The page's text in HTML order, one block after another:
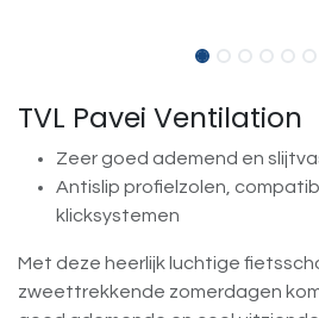
TVL Pavei Ventilation
Zeer goed ademend en
Antislip profielzolen,
klicksystemen
Met deze heerlijk luchtige
zweettrekkende zomerdagen